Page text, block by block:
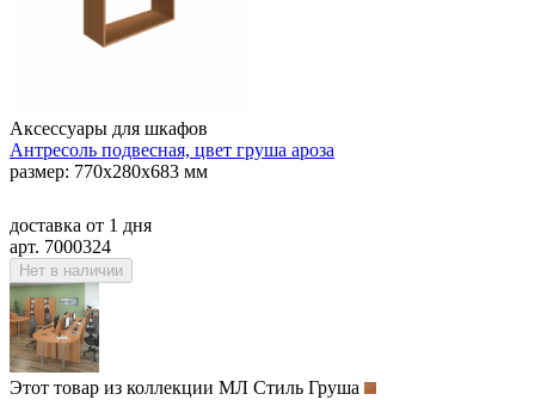
Аксессуары для шкафов
Антресоль подвесная, цвет груша ароза
размер: 770х280х683 мм
доставка от 1 дня
арт. 7000324
Нет в наличии
Этот товар из коллекции МЛ Стиль Груша